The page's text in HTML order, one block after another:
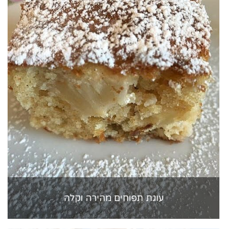
עוגת תפוחים מהירה וקלה